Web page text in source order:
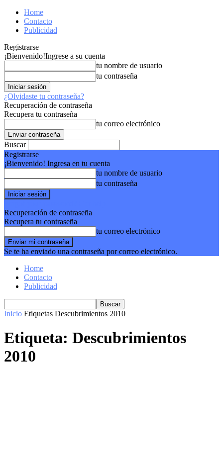
Home
Contacto
Publicidad
Registrarse
¡Bienvenido!Ingrese a su cuenta
tu nombre de usuario
tu contraseña
¿Olvidaste tu contraseña?
Recuperación de contraseña
Recupera tu contraseña
tu correo electrónico
Buscar
Registrarse
¡Bienvenido! Ingresa en tu cuenta
tu nombre de usuario
tu contraseña
Recuperación de contraseña
Recupera tu contraseña
tu correo electrónico
Se te ha enviado una contraseña por correo electrónico.
Home
Contacto
Publicidad
Inicio Etiquetas Descubrimientos 2010
Etiqueta: Descubrimientos
2010